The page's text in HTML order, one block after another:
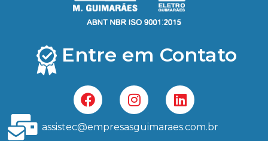
Entre em Contato
assistec@empresasguimaraes.com.br